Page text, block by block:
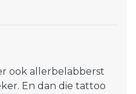
ook allerbelabberst
En dan die tattoo